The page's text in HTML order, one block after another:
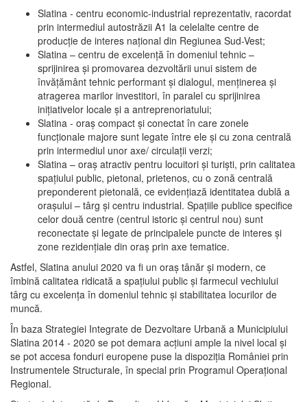
Slatina - centru economic-industrial reprezentativ, racordat
prin intermediul autostrăzii A1 la celelalte centre de
producţie de interes naţional din Regiunea Sud-Vest;
Slatina – centru de excelenţă în domeniul tehnic –
sprijinirea şi promovarea dezvoltării unui sistem de
învăţământ tehnic performant şi dialogul, menţinerea şi
atragerea marilor investitori, în paralel cu sprijinirea
iniţiativelor locale şi a antreprenoriatului;
Slatina - oraş compact şi conectat în care zonele
funcţionale majore sunt legate între ele şi cu zona centrală
prin intermediul unor axe/ circulații verzi;
Slatina – oraş atractiv pentru locuitori şi turişti, prin calitatea
spaţiului public, pietonal, prietenos, cu o zonă centrală
preponderent pietonală, ce evidenţiază identitatea dublă a
oraşului – târg şi centru industrial. Spaţiile publice specifice
celor două centre (centrul istoric şi centrul nou) sunt
reconectate şi legate de principalele puncte de interes şi
zone rezidenţiale din oraş prin axe tematice.
Astfel, Slatina anului 2020 va fi un oraş tânăr şi modern, ce
îmbină calitatea ridicată a spaţiului public şi farmecul vechiului
târg cu excelenţa în domeniul tehnic şi stabilitatea locurilor de
muncă.
În baza Strategiei Integrate de Dezvoltare Urbană a Municipiului
Slatina 2014 - 2020 se pot demara acţiuni ample la nivel local şi
se pot accesa fonduri europene puse la dispoziţia României prin
Instrumentele Structurale, în special prin Programul Operațional
Regional.